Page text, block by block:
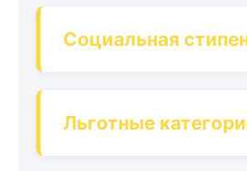
Социальная
Льготные